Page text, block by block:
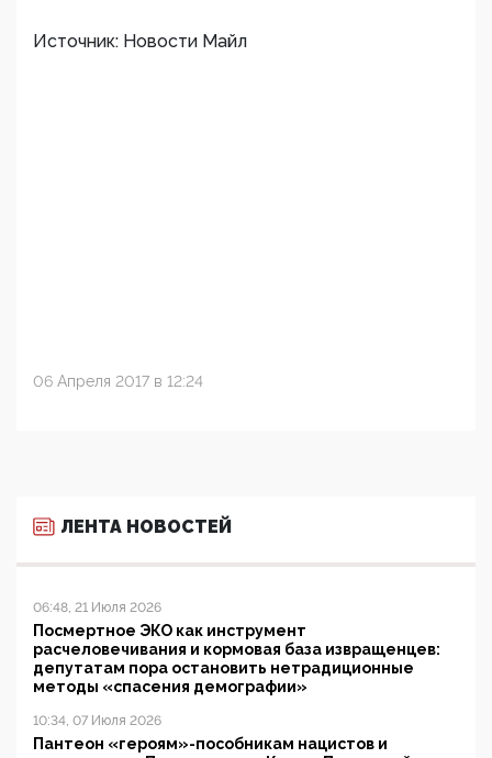
Источник: Новости Майл
06 Апреля 2017 в 12:24
ЛЕНТА НОВОСТЕЙ
06:48, 21 Июля 2026
Посмертное ЭКО как инструмент
расчеловечивания и кормовая база извращенцев:
депутатам пора остановить нетрадиционные
методы «спасения демографии»
10:34, 07 Июля 2026
Пантеон «героям»-пособникам нацистов и